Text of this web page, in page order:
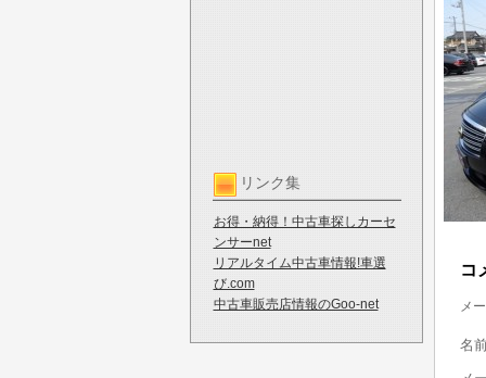
リンク集
お得・納得！中古車探しカーセ
ンサーnet
リアルタイム中古車情報!車選
び.com
中古車販売店情報のGoo-net
コ
メ
名